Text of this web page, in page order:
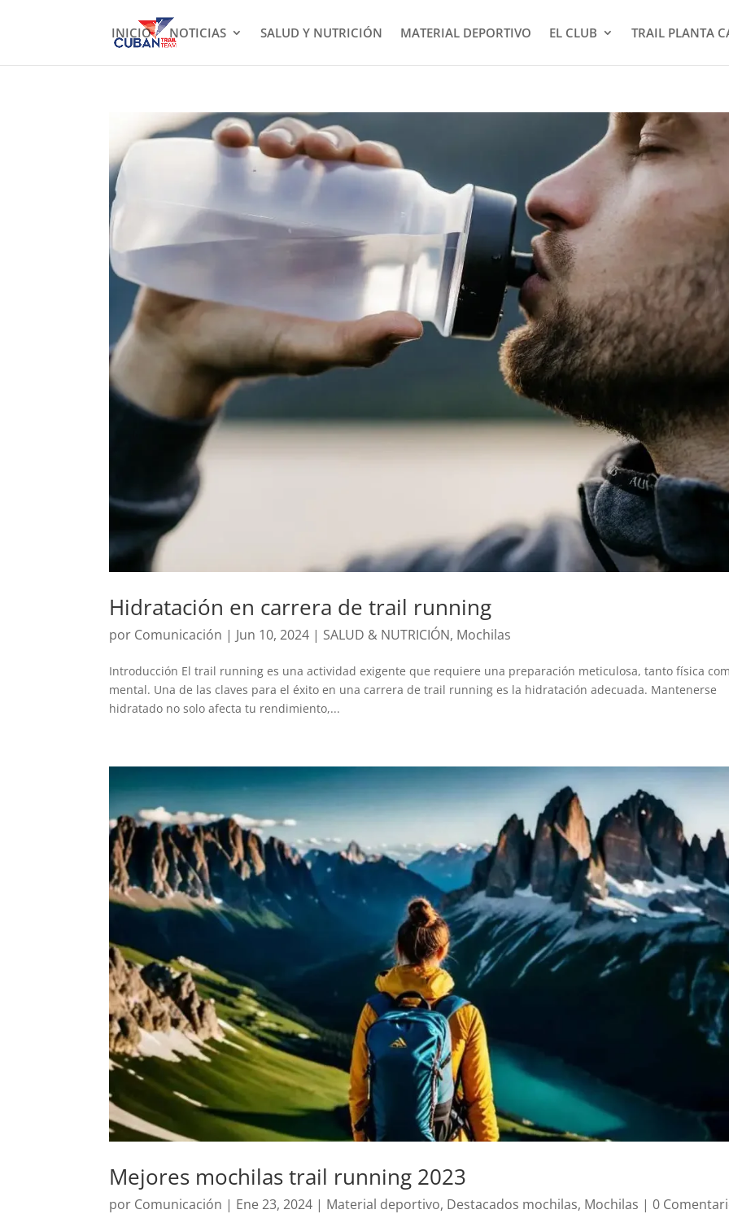
INICIO NOTICIAS SALUD Y NUTRICIÓN MATERIAL DEPORTIVO EL CLUB TRAIL PLANTA
Hidratación en carrera de trail running
por Comunicación | Jun 10, 2024 | SALUD & NUTRICIÓN, Mochilas
Introducción El trail running es una actividad exigente que requiere una preparación meticulosa, tanto física
mental. Una de las claves para el éxito en una carrera de trail running es la hidratación adecuada. Mantenerse
hidratado no solo afecta tu rendimiento,...
Mejores mochilas trail running 2023
por Comunicación | Ene 23, 2024 | Material deportivo, Destacados mochilas, Mochilas |0